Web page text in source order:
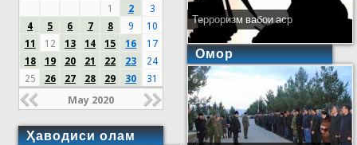
1
2
3
4
5 6 7 8 9
10
11
12 13 14 15 16
17
18
19 20 21 22 23
24
25
26 27 28 29 30 31
May 2020
Ҳаводиси олам
Терроризм вабои аср
Омор